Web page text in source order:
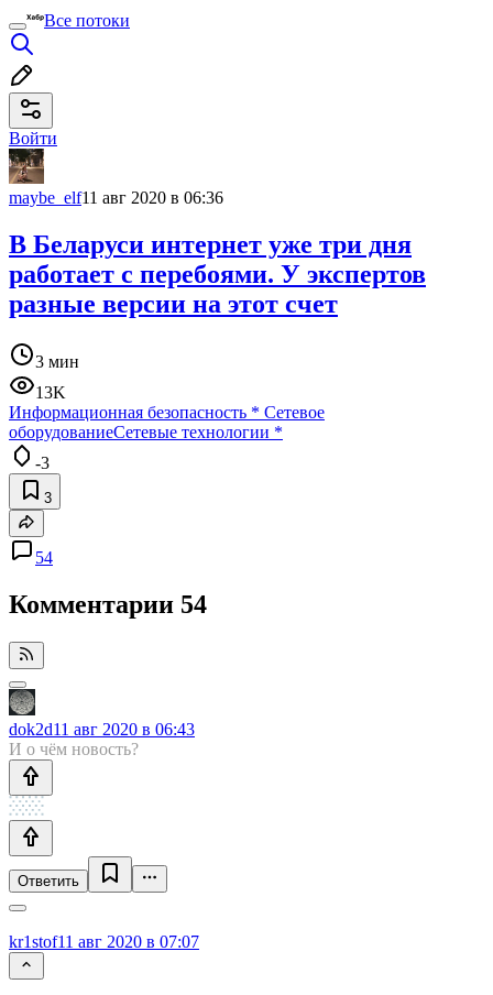
Все потоки
Войти
maybe_elf11 авг 2020 в 06:36
В Беларуси интернет уже три дня
работает с перебоями. У экспертов
разные версии на этот счет
3 мин
13K
Информационная безопасность * Сетевое
оборудованиеСетевые технологии *
-3
3
54
Комментарии 54
dok2d11 авг 2020 в 06:43
И о чём новость?
Ответить
kr1stof11 авг 2020 в 07:07